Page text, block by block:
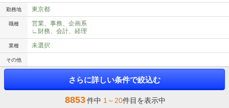
勤務地 東京都
職種
営業、事務、企画系
∟財務、会計、経理
業種 未選択
その他
さらに詳しい条件で絞込む
8853件中 1～20件目を表示中